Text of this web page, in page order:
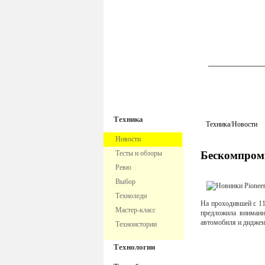
Техника
Новости
Тесты и обзоры
Ревю
Выбор
Техноледи
Мастер-класс
Техноистории
Технологии
Техника/Новости
На проходившей с
предложила
автомобиля и